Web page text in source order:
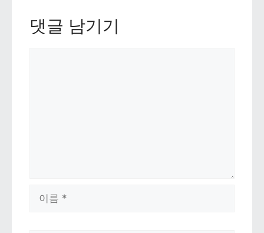
댓글 남기기